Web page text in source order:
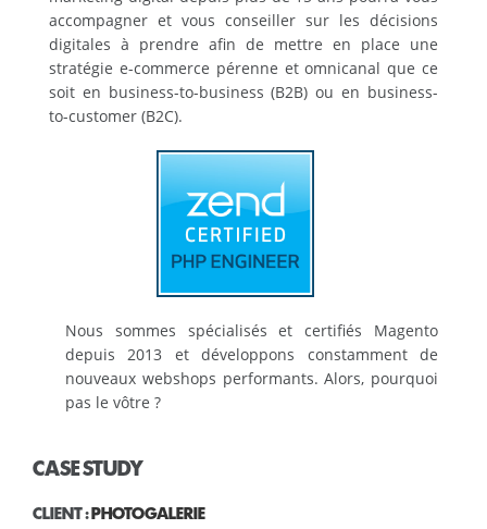
accompagner et vous conseiller sur les décisions
digitales à prendre afin de mettre en place une
stratégie e-commerce pérenne et omnicanal que ce
soit en business-to-business (B2B) ou en business-
to-customer (B2C).
Nous sommes spécialisés et certifiés Magento
depuis 2013 et développons constamment de
nouveaux webshops performants. Alors, pourquoi
pas le vôtre ?
CASE STUDY
CLIENT : PHOTOGALERIE